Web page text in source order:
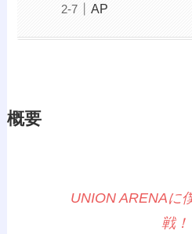
AP
概要
UNION ARENAに
戦！